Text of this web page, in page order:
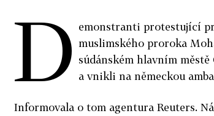
D emonstranti protestující
muslimského proroka
súdánském hlavním
a vnikli na německou
Informovala o tom agentura Reuters.